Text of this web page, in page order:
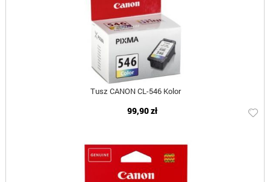
Tusz CANON CL-546 Kolor
99,90 zł